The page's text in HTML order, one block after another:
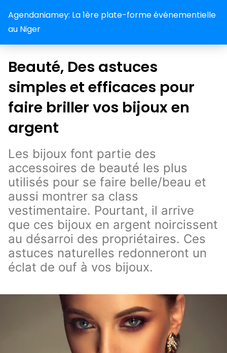
Agendaniamey: La 1ère plate-forme événementielle
au Niger
Beauté, Des astuces
simples et efficaces pour
faire briller vos bijoux en
argent
Les bijoux font partie des
accessoires de beauté les plus
utilisés pour se faire belle/beau et
aussi montrer sa class
vestimentaire. Pourtant, il arrive
que ces bijoux en argent noircissent
au désarroi des propriétaires. Ces
astuces naturelles redonneront un
éclat de ouf à vos bijoux.